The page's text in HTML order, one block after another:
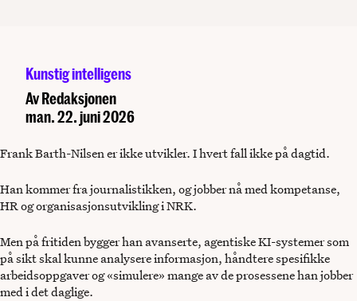
Kunstig intelligens
AvRedaksjonen
man. 22. juni 2026
Frank Barth-Nilsen er ikke utvikler. I hvert fall ikke på dagtid.
Han kommer fra journalistikken, og jobber nå med kompetanse,
HR og organisasjonsutvikling i NRK.
Men på fritiden bygger han avanserte, agentiske KI-systemer som
på sikt skal kunne analysere informasjon, håndtere spesifikke
arbeidsoppgaver og «simulere» mange av de prosessene han jobber
med i det daglige.